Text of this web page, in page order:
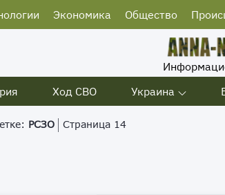
Экономика Общество
Ход СВО Украина
РСЗО Страница 14